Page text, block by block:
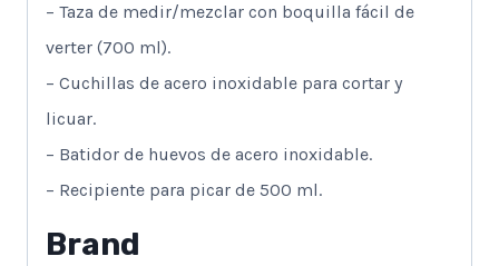
– Taza de medir/mezclar con boquilla fácil de
verter (700 ml).
– Cuchillas de acero inoxidable para cortar y
licuar.
– Batidor de huevos de acero inoxidable.
– Recipiente para picar de 500 ml.
Brand